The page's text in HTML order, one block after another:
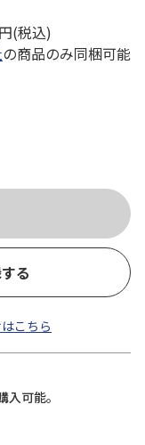
(税込)
の商品のみ同梱可能
る
こちら
可能。